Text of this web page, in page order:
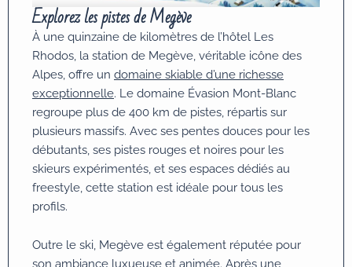
Explorez les pistes de Megève
À une quinzaine de kilomètres de l’hôtel Les
Rhodos, la station de Megève, véritable icône des
Alpes, offre un domaine skiable d’une richesse
exceptionnelle. Le domaine Évasion Mont-Blanc
regroupe plus de 400 km de pistes, répartis sur
plusieurs massifs. Avec ses pentes douces pour les
débutants, ses pistes rouges et noires pour les
skieurs expérimentés, et ses espaces dédiés au
freestyle, cette station est idéale pour tous les
profils.
Outre le ski, Megève est également réputée pour
son ambiance luxueuse et animée. Après une